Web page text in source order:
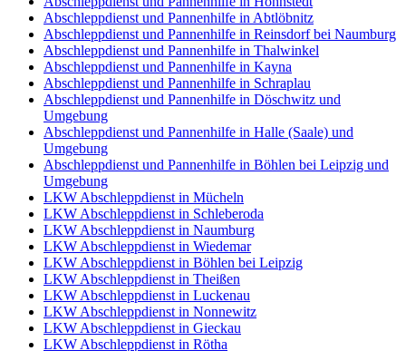
Abschleppdienst und Pannenhilfe in Abtlöbnitz
Abschleppdienst und Pannenhilfe in Reinsdorf bei Naumburg
Abschleppdienst und Pannenhilfe in Thalwinkel
Abschleppdienst und Pannenhilfe in Kayna
Abschleppdienst und Pannenhilfe in Schraplau
Abschleppdienst und Pannenhilfe in Döschwitz und
Umgebung
Abschleppdienst und Pannenhilfe in Halle (Saale) und
Umgebung
Abschleppdienst und Pannenhilfe in Böhlen bei Leipzig und
Umgebung
LKW Abschleppdienst in Mücheln
LKW Abschleppdienst in Schleberoda
LKW Abschleppdienst in Naumburg
LKW Abschleppdienst in Wiedemar
LKW Abschleppdienst in Böhlen bei Leipzig
LKW Abschleppdienst in Theißen
LKW Abschleppdienst in Luckenau
LKW Abschleppdienst in Nonnewitz
LKW Abschleppdienst in Gieckau
LKW Abschleppdienst in Rötha